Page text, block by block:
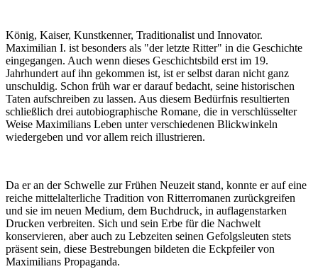
König, Kaiser, Kunstkenner, Traditionalist und Innovator.
Maximilian I. ist besonders als "der letzte Ritter" in die Geschichte
eingegangen. Auch wenn dieses Geschichtsbild erst im 19.
Jahrhundert auf ihn gekommen ist, ist er selbst daran nicht ganz
unschuldig. Schon früh war er darauf bedacht, seine historischen
Taten aufschreiben zu lassen. Aus diesem Bedürfnis resultierten
schließlich drei autobiographische Romane, die in verschlüsselter
Weise Maximilians Leben unter verschiedenen Blickwinkeln
wiedergeben und vor allem reich illustrieren.
Da er an der Schwelle zur Frühen Neuzeit stand, konnte er auf eine
reiche mittelalterliche Tradition von Ritterromanen zurückgreifen
und sie im neuen Medium, dem Buchdruck, in auflagenstarken
Drucken verbreiten. Sich und sein Erbe für die Nachwelt
konservieren, aber auch zu Lebzeiten seinen Gefolgsleuten stets
präsent sein, diese Bestrebungen bildeten die Eckpfeiler von
Maximilians Propaganda.